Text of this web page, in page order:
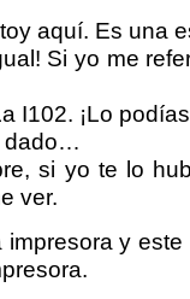
aquí. Es
Si yo me
I102. ¡Lo
dado…
si yo te lo
ver.
impresora y